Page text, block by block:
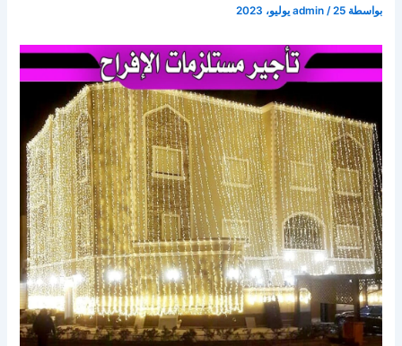
بواسطة admin /25 يوليو، 2023